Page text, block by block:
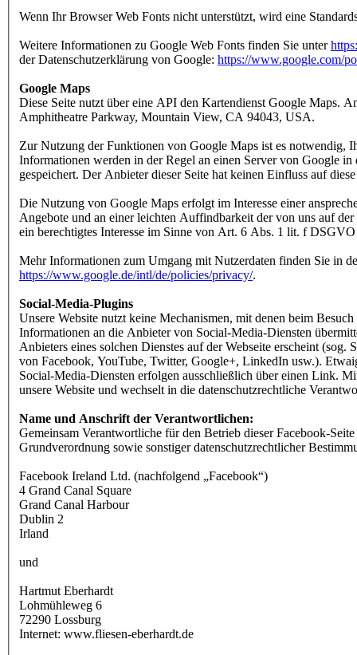
Wenn Ihr Browser Web Fonts nicht unterstützt, wird eine
Weitere Informationen zu Google Web Fonts finden Sie unter
der Datenschutzerklärung von Google: https://www.google.com/
Google Maps
Diese Seite nutzt über eine API den Kartendienst Google Maps.
Amphitheatre Parkway, Mountain View, CA 94043, USA.
Zur Nutzung der Funktionen von Google Maps ist es notwendig,
Informationen werden in der Regel an einen Server von Google
gespeichert. Der Anbieter dieser Seite hat keinen Einfluss auf
Die Nutzung von Google Maps erfolgt im Interesse einer
Angebote und an einer leichten Auffindbarkeit der von uns auf der
ein berechtigtes Interesse im Sinne von Art. 6 Abs. 1 lit. f DSGVO
Mehr Informationen zum Umgang mit Nutzerdaten finden Sie in
https://www.google.de/intl/de/policies/privacy/.
Social-Media-Plugins
Unsere Website nutzt keine Mechanismen, mit denen beim
Informationen an die Anbieter von Social-Media-Diensten
Anbieters eines solchen Dienstes auf der Webseite erscheint
von Facebook, YouTube, Twitter, Google+, LinkedIn usw.).
Social-Media-Diensten erfolgen ausschließlich über einen Link.
unsere Website und wechselt in die datenschutzrechtliche
Name und Anschrift der Verantwortlichen:
Gemeinsam Verantwortliche für den Betrieb dieser Facebook-
Grundverordnung sowie sonstiger datenschutzrechtlicher
Facebook Ireland Ltd. (nachfolgend „Facebook“)
4 Grand Canal Square
Grand Canal Harbour
Dublin 2
Irland
und
Hartmut Eberhardt
Lohmühleweg 6
72290 Lossburg
Internet: www.fliesen-eberhardt.de